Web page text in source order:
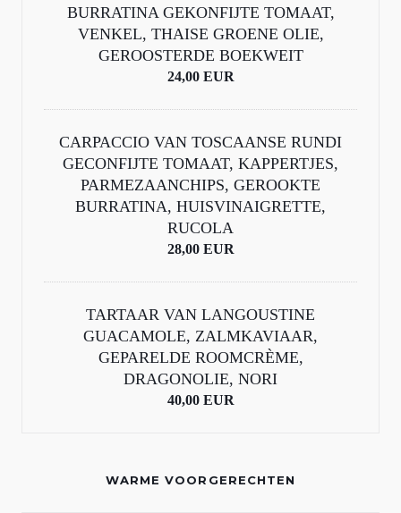
BURRATINA GEKONFIJTE TOMAAT,
VENKEL, THAISE GROENE OLIE,
GEROOSTERDE BOEKWEIT
24,00 EUR
CARPACCIO VAN TOSCAANSE RUNDI
GECONFIJTE TOMAAT, KAPPERTJES,
PARMEZAANCHIPS, GEROOKTE
BURRATINA, HUISVINAIGRETTE,
RUCOLA
28,00 EUR
TARTAAR VAN LANGOUSTINE
GUACAMOLE, ZALMKAVIAAR,
GEPARELDE ROOMCRÈME,
DRAGONOLIE, NORI
40,00 EUR
WARME VOORGERECHTEN